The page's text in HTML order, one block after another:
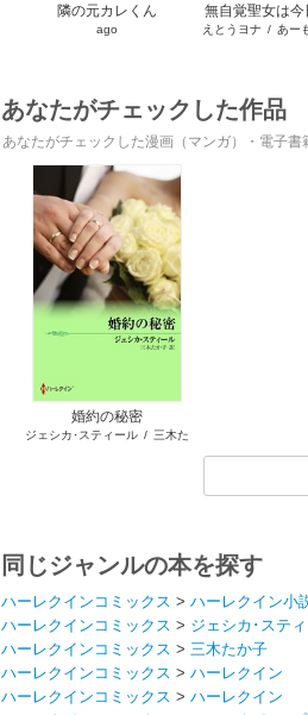
隣の元カレくん
ago
無自覚聖女は今
識に力を垂れ
～
えとうヨナ / あー
あなたがチェックした作品
あなたがチェックした漫画（マンガ）・電子書
婚約の秘密
ジェシカ･スティール / 三木た
同じジャンルの本を探す
ハーレクインコミックス > ハーレクイン小
ハーレクインコミックス > ジェシカ･ステ
ハーレクインコミックス > 三木たか子
ハーレクインコミックス > ハーレクイン
ハーレクインコミックス > ハーレクイン